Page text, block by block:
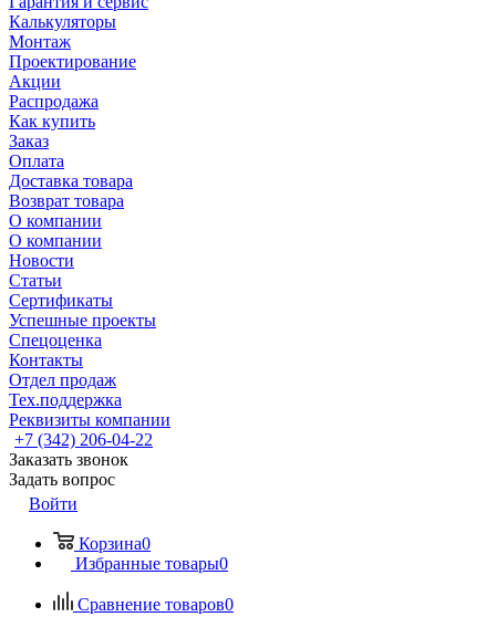
Калькуляторы
Монтаж
Проектирование
Акции
Распродажа
Как купить
Заказ
Оплата
Доставка товара
Возврат товара
О компании
О компании
Новости
Статьи
Сертификаты
Успешные проекты
Спецоценка
Контакты
Отдел продаж
Тех.поддержка
Реквизиты компании
+7 (342) 206-04-22
Заказать звонок
Задать вопрос
Войти
Корзина0
Избранные товары0
Сравнение товаров0